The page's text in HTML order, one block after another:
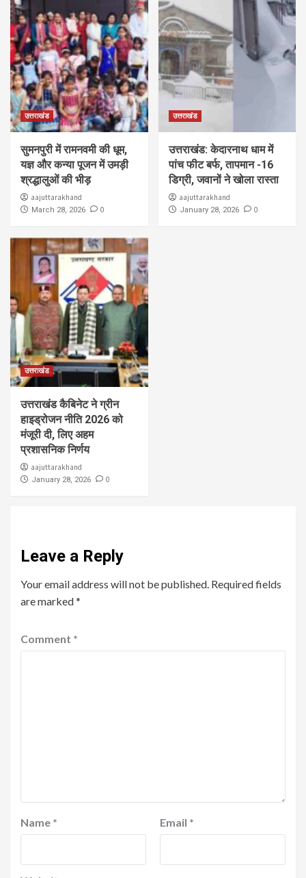
उत्तराखंड
सुमनपुरी में रामनवमी की धूम,
यज्ञ और कन्या पूजन में उमड़ी
श्रद्धालुओं की भीड़
aajuttarakhand
March 28, 2026 0
उत्तराखंड
उत्तराखंड: केदारनाथ धाम में
पांच फीट बर्फ, तापमान -16
डिग्री, जवानों ने खोला रास्ता
aajuttarakhand
January 28, 2026 0
उत्तराखंड
उत्तराखंड कैबिनेट ने ग्रीन
हाइड्रोजन नीति 2026 को
मंजूरी दी, लिए अहम
प्रशासनिक निर्णय
aajuttarakhand
January 28, 2026 0
Leave a Reply
Your email address will not be published. Required fields
are marked*
Comment *
Name * Email *